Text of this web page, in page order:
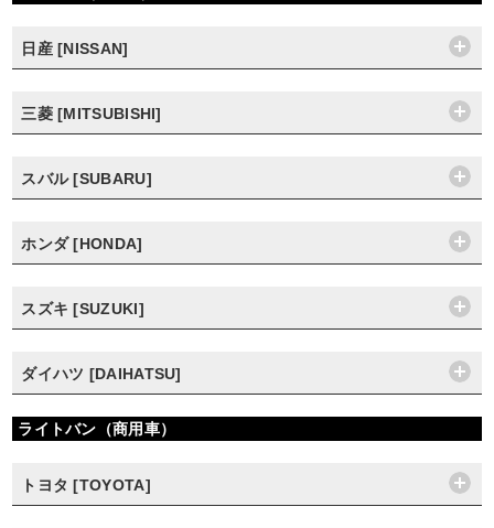
日産 [NISSAN]
三菱 [MITSUBISHI]
スバル [SUBARU]
ホンダ [HONDA]
スズキ [SUZUKI]
ダイハツ [DAIHATSU]
ライトバン（商用車）
トヨタ [TOYOTA]